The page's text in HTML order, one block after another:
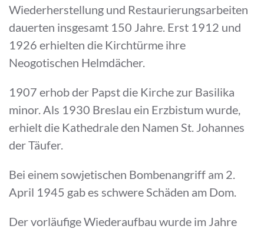
Wiederherstellung und Restaurierungsarbeiten
dauerten insgesamt 150 Jahre. Erst 1912 und
1926 erhielten die Kirchtürme ihre
Neogotischen Helmdächer.
1907 erhob der Papst die Kirche zur Basilika
minor. Als 1930 Breslau ein Erzbistum wurde,
erhielt die Kathedrale den Namen St. Johannes
der Täufer.
Bei einem sowjetischen Bombenangriff am 2.
April 1945 gab es schwere Schäden am Dom.
Der vorläufige Wiederaufbau wurde im Jahre